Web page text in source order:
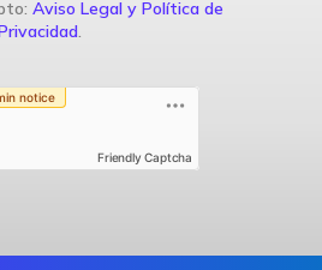
Aviso Legal y Política de
.
Friendly Captcha